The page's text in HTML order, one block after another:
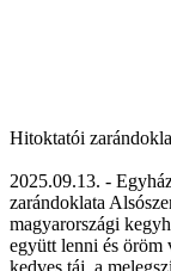
Hitoktatói
2025.09.13. - E
zarándoklata
magyarországi
együtt lenni és öröm
kedves táj, a